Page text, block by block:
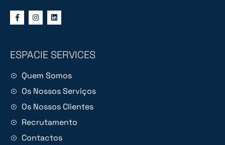
ESPACIE SERVICES
Quem Somos
Os Nossos Serviços
Os Nossos Clientes
Recrutamento
Contactos